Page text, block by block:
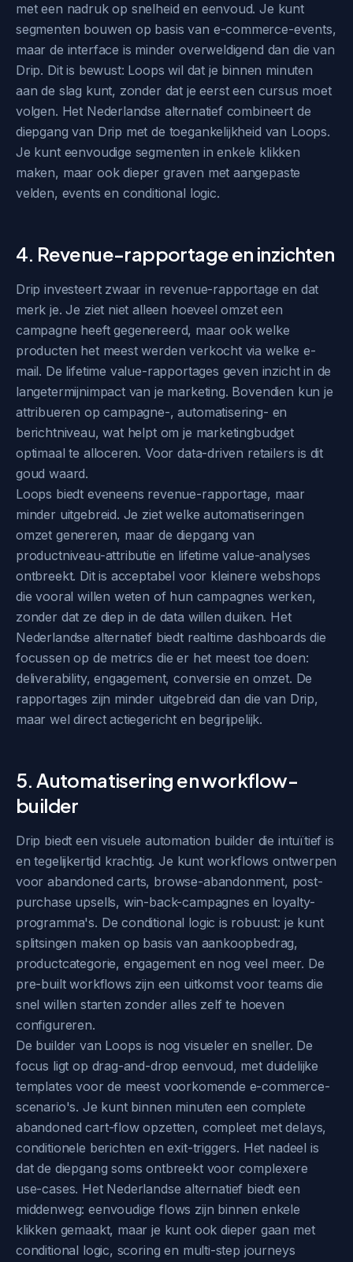
met een nadruk op snelheid en eenvoud. Je kunt
segmenten bouwen op basis van e-commerce-events,
maar de interface is minder overweldigend dan die van
Drip. Dit is bewust: Loops wil dat je binnen minuten
aan de slag kunt, zonder dat je eerst een cursus moet
volgen. Het Nederlandse alternatief combineert de
diepgang van Drip met de toegankelijkheid van Loops.
Je kunt eenvoudige segmenten in enkele klikken
maken, maar ook dieper graven met aangepaste
velden, events en conditional logic.
4. Revenue-rapportage en inzichten
Drip investeert zwaar in revenue-rapportage en dat
merk je. Je ziet niet alleen hoeveel omzet een
campagne heeft gegenereerd, maar ook welke
producten het meest werden verkocht via welke e-
mail. De lifetime value-rapportages geven inzicht in de
langetermijnimpact van je marketing. Bovendien kun je
attribueren op campagne-, automatisering- en
berichtniveau, wat helpt om je marketingbudget
optimaal te alloceren. Voor data-driven retailers is dit
goud waard.
Loops biedt eveneens revenue-rapportage, maar
minder uitgebreid. Je ziet welke automatiseringen
omzet genereren, maar de diepgang van
productniveau-attributie en lifetime value-analyses
ontbreekt. Dit is acceptabel voor kleinere webshops
die vooral willen weten of hun campagnes werken,
zonder dat ze diep in de data willen duiken. Het
Nederlandse alternatief biedt realtime dashboards die
focussen op de metrics die er het meest toe doen:
deliverability, engagement, conversie en omzet. De
rapportages zijn minder uitgebreid dan die van Drip,
maar wel direct actiegericht en begrijpelijk.
5. Automatisering en workflow-
builder
Drip biedt een visuele automation builder die intuïtief is
en tegelijkertijd krachtig. Je kunt workflows ontwerpen
voor abandoned carts, browse-abandonment, post-
purchase upsells, win-back-campagnes en loyalty-
programma's. De conditional logic is robuust: je kunt
splitsingen maken op basis van aankoopbedrag,
productcategorie, engagement en nog veel meer. De
pre-built workflows zijn een uitkomst voor teams die
snel willen starten zonder alles zelf te hoeven
configureren.
De builder van Loops is nog visueler en sneller. De
focus ligt op drag-and-drop eenvoud, met duidelijke
templates voor de meest voorkomende e-commerce-
scenario's. Je kunt binnen minuten een complete
abandoned cart-flow opzetten, compleet met delays,
conditionele berichten en exit-triggers. Het nadeel is
dat de diepgang soms ontbreekt voor complexere
use-cases. Het Nederlandse alternatief biedt een
middenweg: eenvoudige flows zijn binnen enkele
klikken gemaakt, maar je kunt ook dieper gaan met
conditional logic, scoring en multi-step journeys